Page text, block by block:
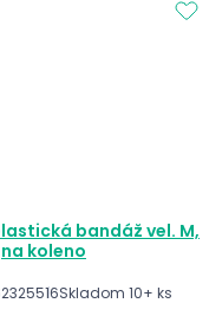
bandáž vel. M,
na koleno
Skladom 10+ ks